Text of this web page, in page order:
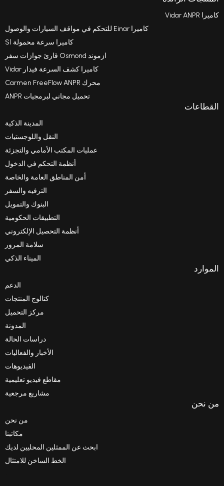
كاميرا Vidar ANPR
كاميرا Einar للتحكم في مواقف السيارات والوصول
كاميرا سرعة محمولة S1
ازموند Osmond قارئ جوازات سفر
كاميرا كشف السرعة فيدار Vidar
محرك Carmen FreeFlow ANPR
تحميل مجاني لبرمجيات ANPR
القطاعات
المدينة الذكية
النقل واللوجستيات
عمليات المكتب الأمامي والتجزئة
أنظمة التحكم في الدخول
أمن المناطق العامة والخاصة
الترفيه والسفر
البنوك والتمويل
التطبيقات الحكومية
أنظمة التحصيل الإلكتروني
سلامة المرور
الميناء الذكي
الموارد
الدعم
كتالوج المنتجات
مركز التحميل
المدونة
دراسات الحالة
الأخبار والفعاليات
الفيديوهات
مقاطع فيديو تعليمية
مشاريع مرجعية
من نحن
من نحن
مكاتبنا
ابحث عن الممثلين المحليين لديك
الخط الساخن للامتثال